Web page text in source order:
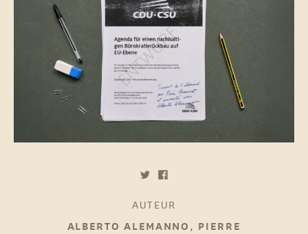
AUTEUR
ALBERTO ALEMANNO, PIERRE